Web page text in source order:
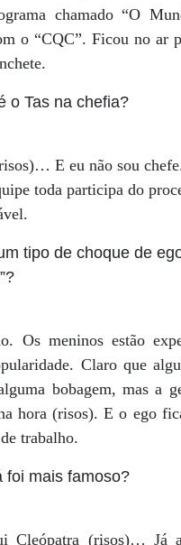
chamado “O
o “CQC”. Ficou no ar
o Tas na chefia?
E eu não sou
toda participa do
tipo de choque de
Os meninos estão
Claro que
bobagem, mas a
hora (risos). E o ego
trabalho.
foi mais famoso?
Cleópatra (risos)… Já